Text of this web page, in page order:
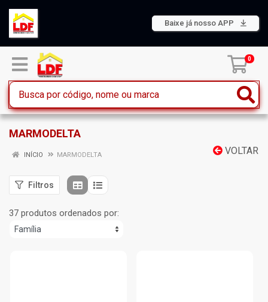
Baixe já nosso APP
0
MARMODELTA
VOLTAR
INÍCIO MARMODELTA
Filtros
37 produtos ordenados por: